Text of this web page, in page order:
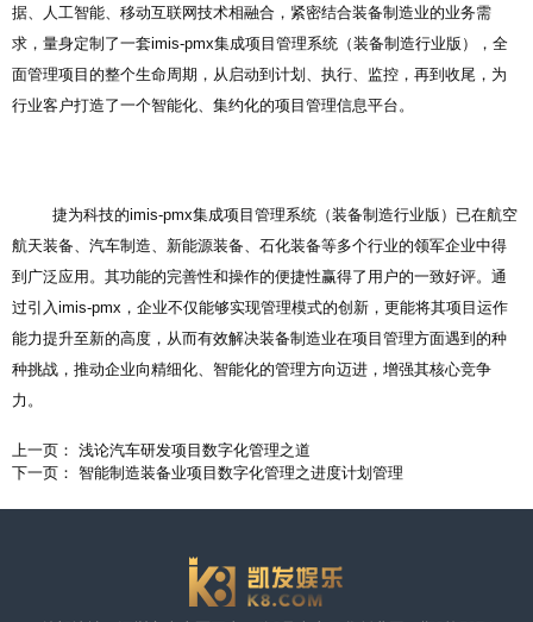
据、人工智能、移动互联网技术相融合，紧密结合装备制造业的业务需
求，量身定制了一套imis-pmx集成项目管理系统（装备制造行业版），全
面管理项目的整个生命周期，从启动到计划、执行、监控，再到收尾，为
行业客户打造了一个智能化、集约化的项目管理信息平台。
捷为科技的imis-pmx集成项目管理系统（装备制造行业版）已在航空
航天装备、汽车制造、新能源装备、石化装备等多个行业的领军企业中得
到广泛应用。其功能的完善性和操作的便捷性赢得了用户的一致好评。通
过引入imis-pmx，企业不仅能够实现管理模式的创新，更能将其项目运作
能力提升至新的高度，从而有效解决装备制造业在项目管理方面遇到的种
种挑战，推动企业向精细化、智能化的管理方向迈进，增强其核心竞争
力。
上一页： 浅论汽车研发项目数字化管理之道
下一页： 智能制造装备业项目数字化管理之进度计划管理